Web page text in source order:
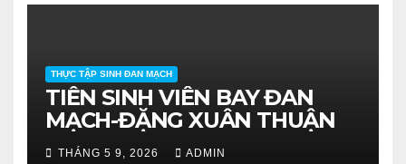
THỰC TẬP SINH ĐAN MẠCH
TIỄN SINH VIÊN BAY ĐAN
MẠCH-ĐẶNG XUÂN THUẬN
THÁNG 5 9, 2026 ADMIN